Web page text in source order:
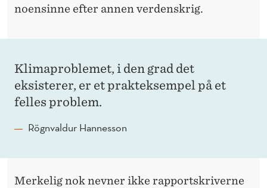
noensinne efter annen verdenskrig.
Klima­problemet, i den grad det
eksisterer, er et prakt­eksempel på et
felles problem.
Rögnvaldur Hannesson
Merkelig nok nevner ikke rapport­skriverne